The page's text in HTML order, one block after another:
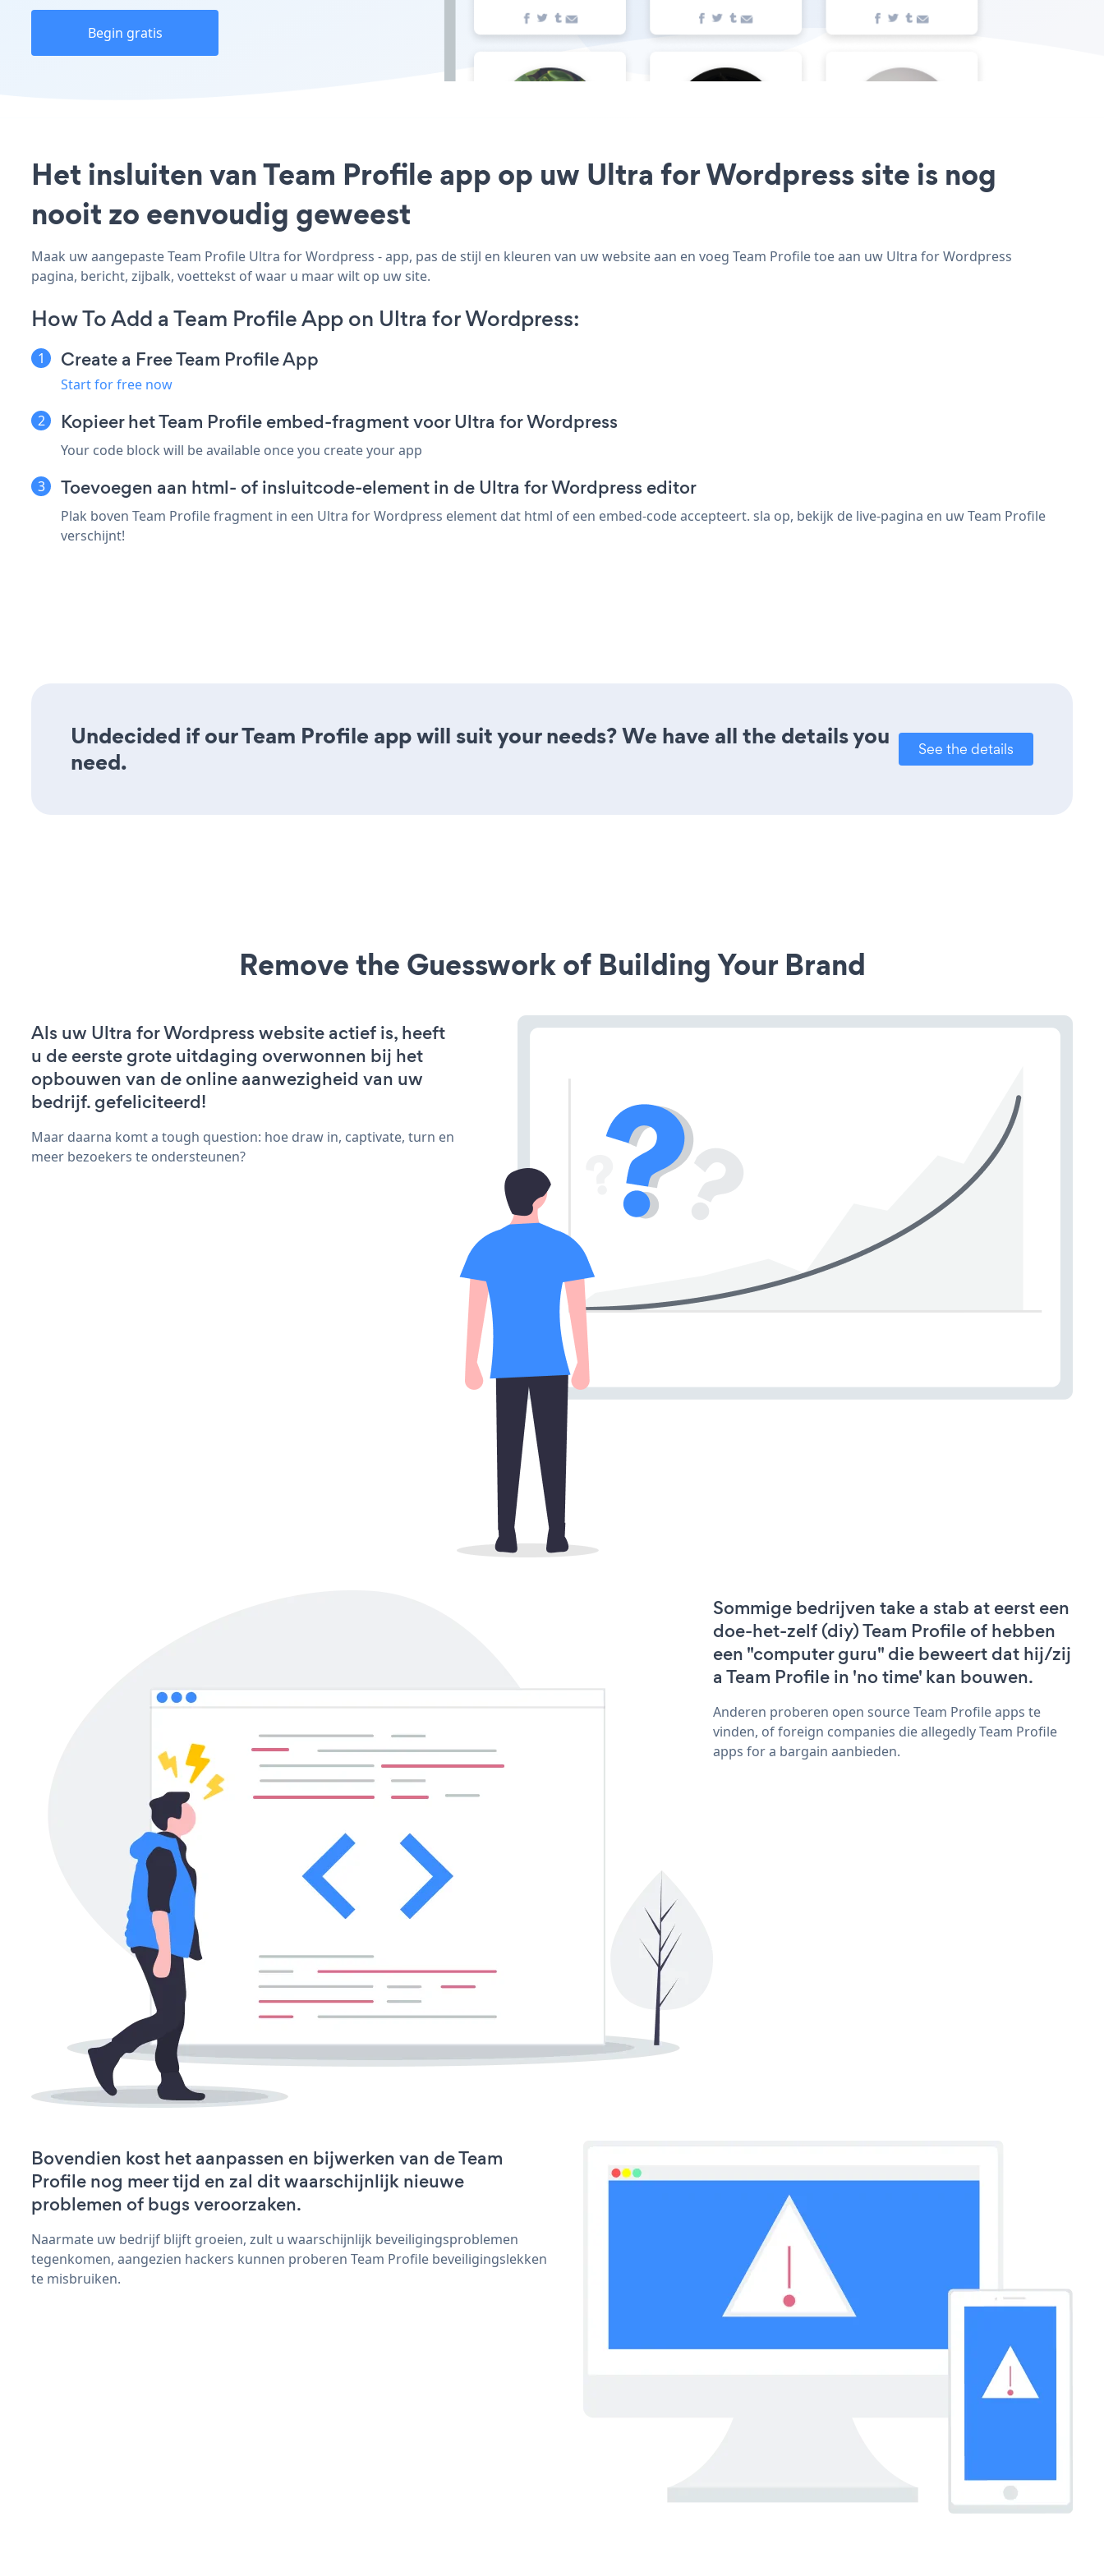
Begin gratis
Het insluiten van Team Profile app op uw Ultra for Wordpress site is nog
nooit zo eenvoudig geweest
Maak uw aangepaste Team Profile Ultra for Wordpress - app, pas de stijl en kleuren van uw website aan en voeg Team Profile toe aan uw Ultra for Wordpress
pagina, bericht, zijbalk, voettekst of waar u maar wilt op uw site.
How To Add a Team Profile App on Ultra for Wordpress:
Create a Free Team Profile App
Start for free now
Kopieer het Team Profile embed-fragment voor Ultra for Wordpress
Your code block will be available once you create your app
Toevoegen aan html- of insluitcode-element in de Ultra for Wordpress editor
Plak boven Team Profile fragment in een Ultra for Wordpress element dat html of een embed-code accepteert. sla op, bekijk de live-pagina en uw Team Profile
verschijnt!
Undecided if our Team Profile app will suit your needs? We have all the details you
need.
See the details
Remove the Guesswork of Building Your Brand
Als uw Ultra for Wordpress website actief is, heeft
u de eerste grote uitdaging overwonnen bij het
opbouwen van de online aanwezigheid van uw
bedrijf. gefeliciteerd!
Maar daarna komt a tough question: hoe draw in, captivate, turn en
meer bezoekers te ondersteunen?
Sommige bedrijven take a stab at eerst een
doe-het-zelf (diy) Team Profile of hebben
een "computer guru" die beweert dat hij/zij
a Team Profile in 'no time' kan bouwen.
Anderen proberen open source Team Profile apps te
vinden, of foreign companies die allegedly Team Profile
apps for a bargain aanbieden.
Bovendien kost het aanpassen en bijwerken van de Team
Profile nog meer tijd en zal dit waarschijnlijk nieuwe
problemen of bugs veroorzaken.
Naarmate uw bedrijf blijft groeien, zult u waarschijnlijk beveiligingsproblemen
tegenkomen, aangezien hackers kunnen proberen Team Profile beveiligingslekken
te misbruiken.